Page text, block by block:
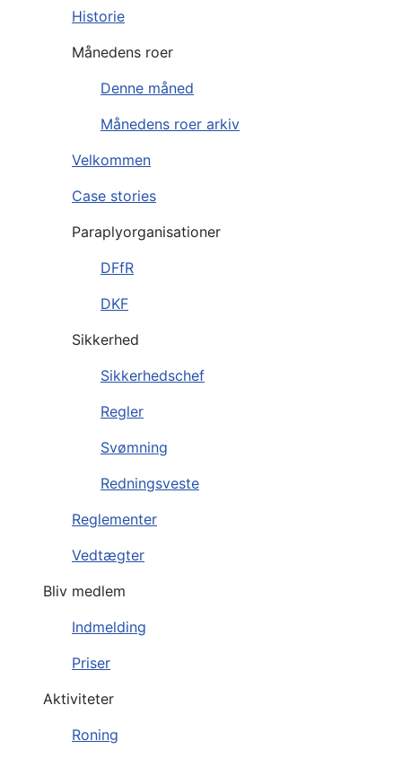
Historie
Månedens roer
Denne måned
Månedens roer arkiv
Velkommen
Case stories
Paraplyorganisationer
DFfR
DKF
Sikkerhed
Sikkerhedschef
Regler
Svømning
Redningsveste
Reglementer
Vedtægter
Bliv medlem
Indmelding
Priser
Aktiviteter
Roning